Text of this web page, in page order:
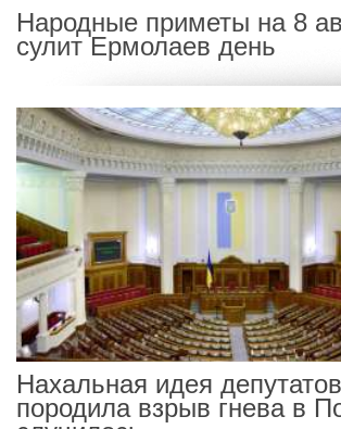
Народные приметы на 8
сулит Ермолаев день
Нахальная идея
породила взрыв гнева в